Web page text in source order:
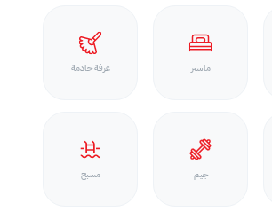
ماستر غرفة خادمة
جيم مسبح